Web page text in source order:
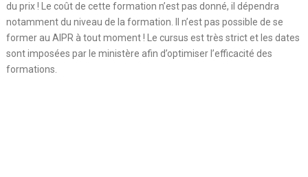
du prix ! Le coût de cette formation n’est pas donné, il dépendra
notamment du niveau de la formation. Il n’est pas possible de se
former au AIPR à tout moment ! Le cursus est très strict et les dates
sont imposées par le ministère afin d’optimiser l’efficacité des
formations.